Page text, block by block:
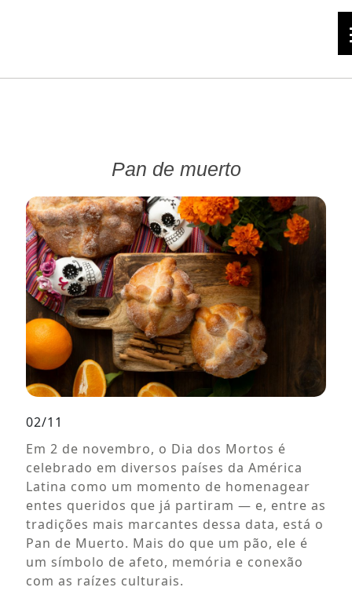
Pan de muerto
02/11
Em 2 de novembro, o Dia dos Mortos é
celebrado em diversos países da América
Latina como um momento de homenagear
entes queridos que já partiram — e, entre as
tradições mais marcantes dessa data, está o
Pan de Muerto. Mais do que um pão, ele é
um símbolo de afeto, memória e conexão
com as raízes culturais.